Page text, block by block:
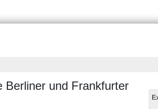
Berliner und Frankfurter